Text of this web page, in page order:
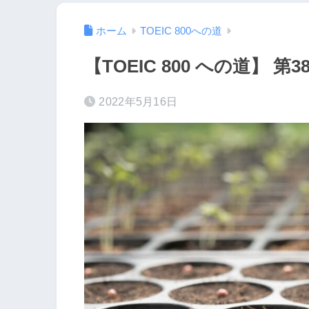
ホーム TOEIC 800への道
【TOEIC 800 への道】 第
2022年5月16日